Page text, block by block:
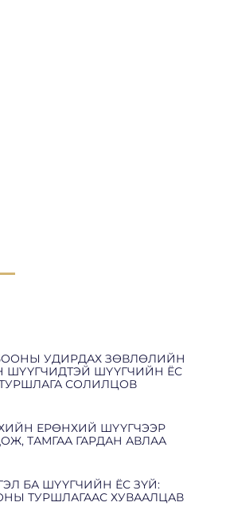
УДИРДАХ ЗӨВЛӨЛИЙН
ШҮҮГЧИДТЭЙ ШҮҮГЧИЙН ЁС
СОЛИЛЦОВ
ЕРӨНХИЙ ШҮҮГЧЭЭР
ТАМГАА ГАРДАН АВЛАА
БА ШҮҮГЧИЙН ЁС ЗҮЙ:
ТУРШЛАГААС ХУВААЛЦАВ